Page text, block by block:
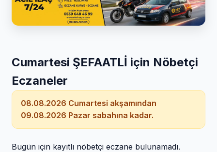
Cumartesi ŞEFAATLİ için Nöbetçi
Eczaneler
08.08.2026 Cumartesi akşamından
09.08.2026 Pazar sabahına kadar.
Bugün için kayıtlı nöbetçi eczane bulunamadı.